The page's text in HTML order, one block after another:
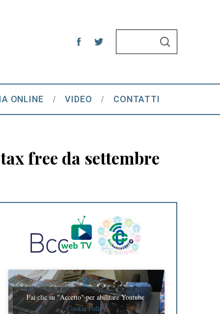
h
f
:
S
ONLINE VIDEO CONTATTI
free da settembre
Fai clic su "Accetto" per abilitare Youtube
Cookie Policy